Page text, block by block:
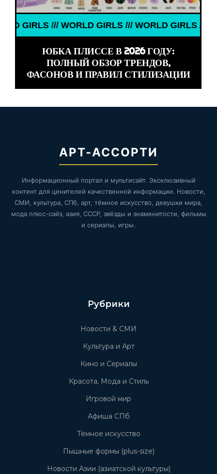
GIRLS /// WORLD GIRLS /// WORLD GIRLS ///
ЮБКА ПЛИССЕ В 2026 ГОДУ:
ПОЛНЫЙ ОБЗОР ТРЕНДОВ,
ФАСОНОВ И ПРАВИЛ СТИЛИЗАЦИИ
АРТ-АССОРТИ
Информационный портал и мультисайт. Эксклюзивный
контент для ценителей качественной информации. Новости,
СМИ, культура, СПб, арт, тёмное искусство, девушки мира,
мода плюс-сайз, азия, СССР, звёзды и знаменитости, фильмы
и сериалы, игры.
Рубрики
Новости & СМИ
Культура и Арт
Кино и Сериалы
Красота, Мода и Стиль
Игровой мир
Афиша СПб
Тёмное искусство
Пышные формы (plus-size)
Новости Азии (азиатской культуры)